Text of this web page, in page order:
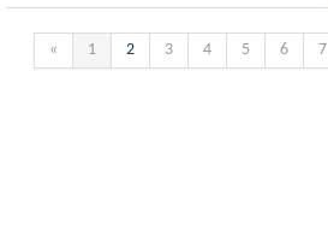
« 1 2 3 4 5 6 7